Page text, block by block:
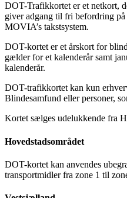
DOT-Trafikkortet er et netkort,
giver adgang til fri befordring
MOVIA’s takstsystem.
DOT-kortet er et årskort for
gælder for et kalenderår samt
kalenderår.
DOT-trafikkortet kan kun
Blindesamfund eller personer,
Kortet sælges udelukkende fra
Hovedstadsområdet
DOT-kortet kan anvendes
transportmidler fra zone 1 til